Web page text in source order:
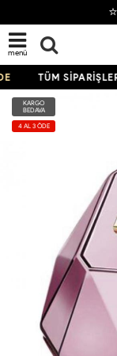
menü
TÜM
KARGO
BEDAVA
4 AL 3 ÖDE